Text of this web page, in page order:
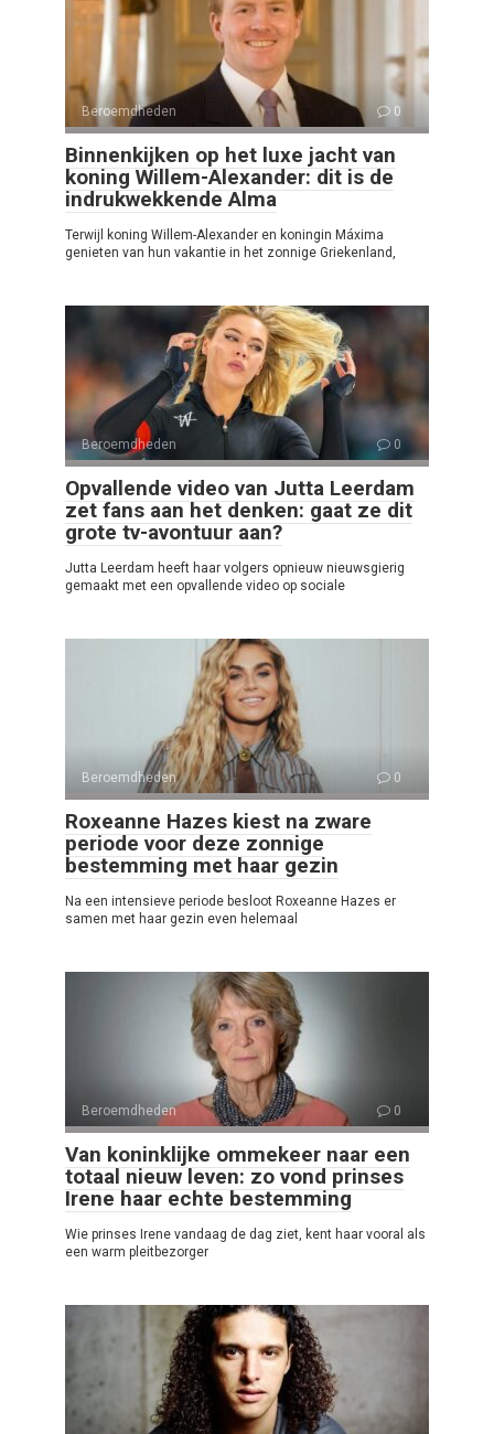
Beroemdheden 0
Binnenkijken op het luxe jacht van
koning Willem-Alexander: dit is de
indrukwekkende Alma
Terwijl koning Willem-Alexander en koningin Máxima
genieten van hun vakantie in het zonnige Griekenland,
Beroemdheden 0
Opvallende video van Jutta Leerdam
zet fans aan het denken: gaat ze dit
grote tv-avontuur aan?
Jutta Leerdam heeft haar volgers opnieuw nieuwsgierig
gemaakt met een opvallende video op sociale
Beroemdheden 0
Roxeanne Hazes kiest na zware
periode voor deze zonnige
bestemming met haar gezin
Na een intensieve periode besloot Roxeanne Hazes er
samen met haar gezin even helemaal
Beroemdheden 0
Van koninklijke ommekeer naar een
totaal nieuw leven: zo vond prinses
Irene haar echte bestemming
Wie prinses Irene vandaag de dag ziet, kent haar vooral als
een warm pleitbezorger